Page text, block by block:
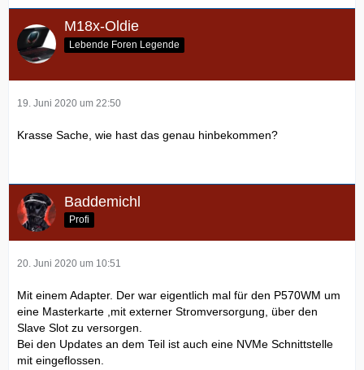
M18x-Oldie
Lebende Foren Legende
19. Juni 2020 um 22:50
Krasse Sache, wie hast das genau hinbekommen?
Baddemichl
Profi
20. Juni 2020 um 10:51
Mit einem Adapter. Der war eigentlich mal für den P570WM um
eine Masterkarte ,mit externer Stromversorgung, über den
Slave Slot zu versorgen.
Bei den Updates an dem Teil ist auch eine NVMe Schnittstelle
mit eingeflossen.